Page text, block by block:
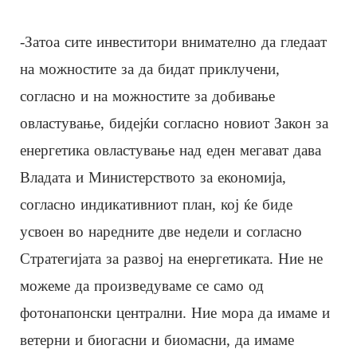
-Затоа сите инвеститори внимателно да гледаат
на можностите за да бидат приклучени,
согласно и на можностите за добивање
овластување, бидејќи согласно новиот Закон за
енергетика овластување над еден мегават дава
Владата и Министерството за економија,
согласно индикативниот план, кој ќе биде
усвоен во наредните две недели и согласно
Стратегијата за развој на енергетиката. Ние не
можеме да произведуваме се само од
фотонапонски централни. Ние мора да имаме и
ветерни и биогасни и биомасни, да имаме